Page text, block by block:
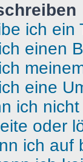
ich ein
einen
eine
ich
oder
ich auf